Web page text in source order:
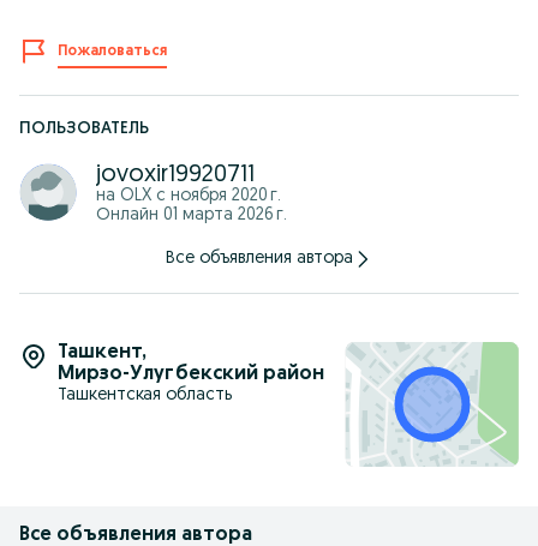
Пожаловаться
ПОЛЬЗОВАТЕЛЬ
jovoxir19920711
на OLX с ноября 2020 г.
Онлайн 01 марта 2026 г.
Все объявления автора
Ташкент,
Мирзо-Улугбекский район
Ташкентская область
Все объявления автора